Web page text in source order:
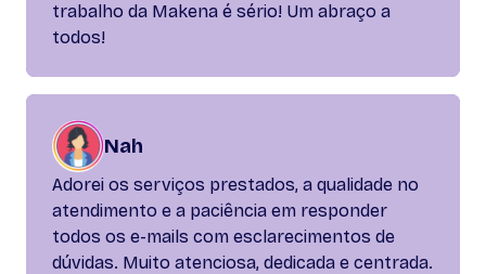
trabalho da Makena é sério! Um abraço a
todos!
Nah
Adorei os serviços prestados, a qualidade no
atendimento e a paciência em responder
todos os e-mails com esclarecimentos de
dúvidas. Muito atenciosa, dedicada e centrada.